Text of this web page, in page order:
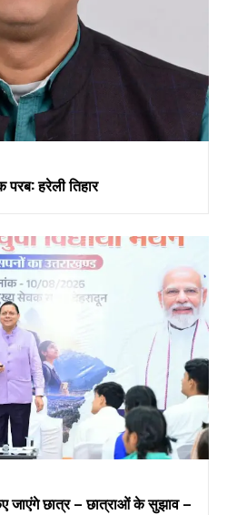
हरेली तिहार
जाएंगे छात्र – छात्राओं के सुझाव –